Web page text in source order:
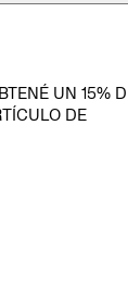
UN 15%
DE